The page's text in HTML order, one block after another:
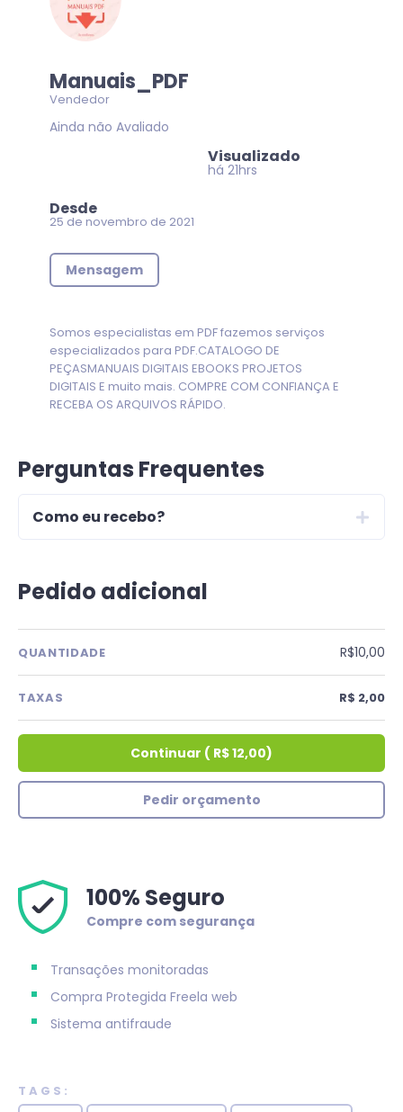
Manuais_PDF
Vendedor
Ainda não Avaliado
Visualizado
há 21hrs
Desde
25 de novembro de 2021
Mensagem
Somos especialistas em PDF fazemos serviços
especializados para PDF.CATALOGO DE
PEÇASMANUAIS DIGITAIS EBOOKS PROJETOS
DIGITAIS E muito mais. COMPRE COM CONFIANÇA E
RECEBA OS ARQUIVOS RÁPIDO.
Perguntas Frequentes
Como eu recebo?
Pedido adicional
QUANTIDADE R$10,00
TAXAS R$ 2,00
Continuar ( R$ 12,00)
Pedir orçamento
100% Seguro
Compre com segurança
Transações monitoradas
Compra Protegida Freela web
Sistema antifraude
TAGS: